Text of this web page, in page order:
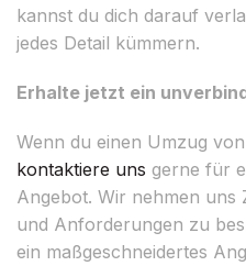
kannst du dich darauf
jedes Detail kümmern.
Erhalte jetzt ein
Wenn du einen Umzug
kontaktiere uns gerne für
Angebot. Wir nehmen uns
und Anforderungen zu
ein maßgeschneidertes